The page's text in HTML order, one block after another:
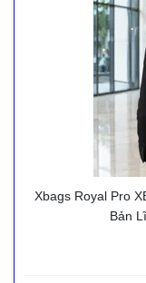
Xbags Royal Pro
Bản